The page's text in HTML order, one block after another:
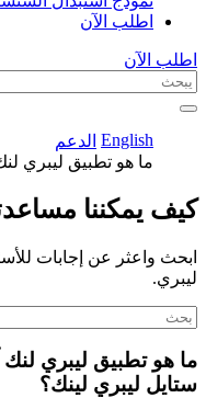
اطلب الآن
اطلب الآن
English الدعم
ما هو تطبيق ليبري
كيف يمكننا
ابحث واعثر عن إجابات
ليبري.
ما هو تطبيق ليبري
ستايل ليبري لينك؟